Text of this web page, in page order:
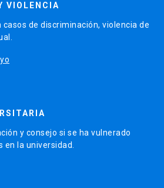
VIOLENCIA
de discriminación, violencia de
y consejo si se ha vulnerado
en la universidad.